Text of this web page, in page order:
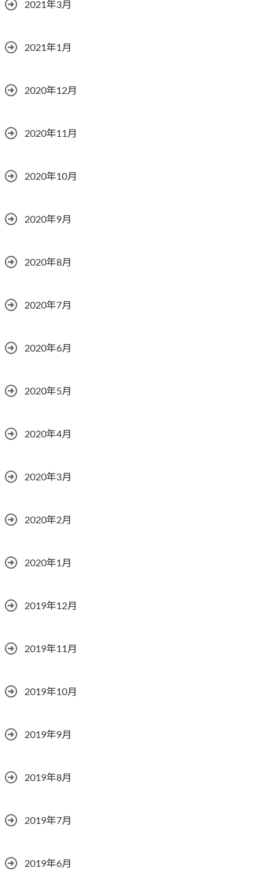
2021年3月
2021年1月
2020年12月
2020年11月
2020年10月
2020年9月
2020年8月
2020年7月
2020年6月
2020年5月
2020年4月
2020年3月
2020年2月
2020年1月
2019年12月
2019年11月
2019年10月
2019年9月
2019年8月
2019年7月
2019年6月